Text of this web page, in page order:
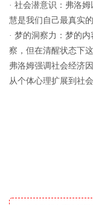
· 社会潜意识：弗洛
慧是我们自己最真实
· 梦的洞察力：梦的
察，但在清醒状态下
弗洛姆强调社会经济
从个体心理扩展到社会